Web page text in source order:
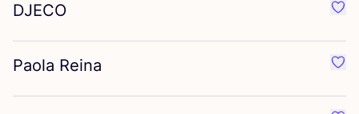
DJECO
Paola Reina